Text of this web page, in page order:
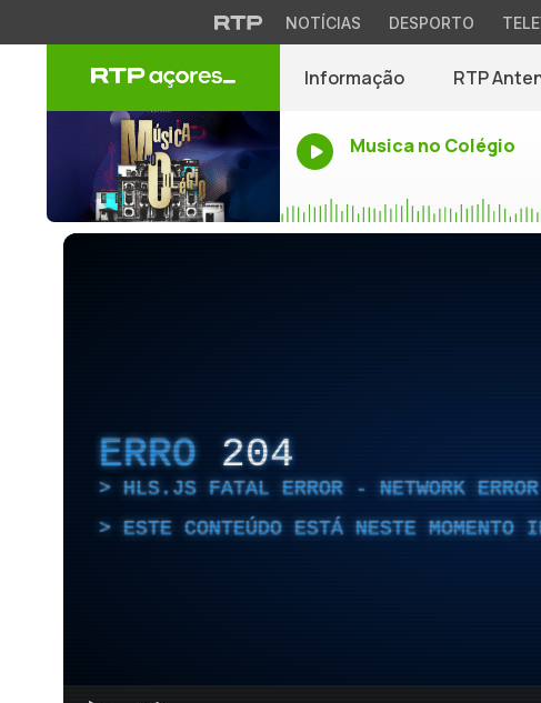
NOTÍCIAS DESPORTO
Informação RTP
Musica no Colégio
ERRO 204
HLS.JS FATAL ERROR - NETWORK ERROR
ESTE CONTEÚDO ESTÁ NESTE MOMENTO